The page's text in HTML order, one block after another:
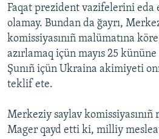
Faqat prezident vazifelerini eda
olamay. Bundan da ğayrı,
komissiyasınıñ malümatına
azırlamaq içün mayıs 25
Şunıñ içün Ukraina akimiyeti
teklif ete.
Merkeziy saylav
Mager qayd etti ki, milliy